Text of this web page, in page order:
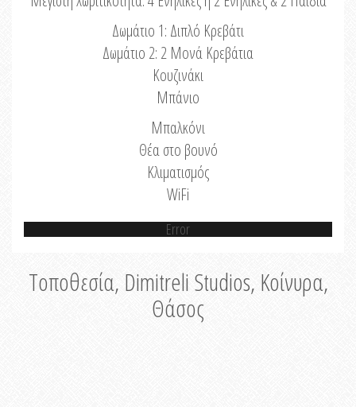
Δωμάτιο 1: Διπλό Κρεβάτι
Δωμάτιο 2: 2 Μονά Κρεβάτια
Κουζινάκι
Μπάνιο
Μπαλκόνι
Θέα στο βουνό
Κλιματισμός
WiFi
Error
Τοποθεσία, Dimitreli Studios, Κοίνυρα,
Θάσος